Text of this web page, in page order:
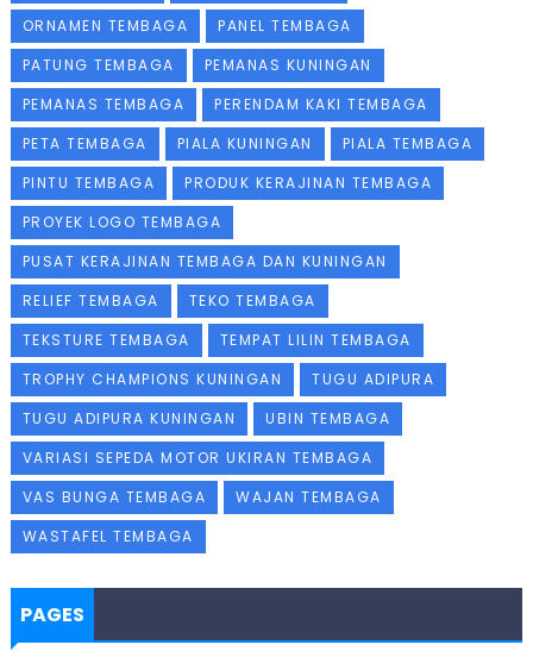
ORNAMEN TEMBAGA
PANEL TEMBAGA
PATUNG TEMBAGA
PEMANAS KUNINGAN
PEMANAS TEMBAGA
PERENDAM KAKI TEMBAGA
PETA TEMBAGA
PIALA KUNINGAN
PIALA TEMBAGA
PINTU TEMBAGA
PRODUK KERAJINAN TEMBAGA
PROYEK LOGO TEMBAGA
PUSAT KERAJINAN TEMBAGA DAN KUNINGAN
RELIEF TEMBAGA
TEKO TEMBAGA
TEKSTURE TEMBAGA
TEMPAT LILIN TEMBAGA
TROPHY CHAMPIONS KUNINGAN
TUGU ADIPURA
TUGU ADIPURA KUNINGAN
UBIN TEMBAGA
VARIASI SEPEDA MOTOR UKIRAN TEMBAGA
VAS BUNGA TEMBAGA
WAJAN TEMBAGA
WASTAFEL TEMBAGA
PAGES